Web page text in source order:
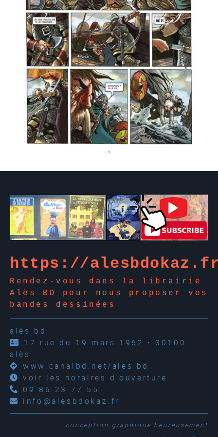
https://
Rendez-vous dans la librairie
Alès BD pour nous proposer vos
bandes dessinées
alès bd
17 rue du 19 mars 1962 • 30100
alès
www.canalbd.net/ales-bd
voir les horaires d'ouverture
09 86 23 77 55
info@alesbdokaz.fr
conception graphique heureusement